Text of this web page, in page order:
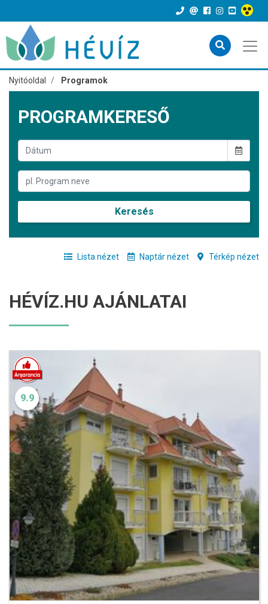
Nyitóoldal Programok
PROGRAMKERESŐ
Keresés
Lista nézet Naptár nézet Térkép nézet
HÉVÍZ.HU AJÁNLATAI
9.9